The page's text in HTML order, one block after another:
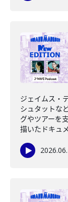
ジェイムス・
シュタットな
グやツアーを
描いたドキュ